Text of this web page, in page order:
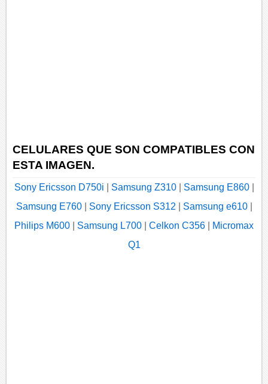
CELULARES QUE SON COMPATIBLES CON
ESTA IMAGEN.
Sony Ericsson D750i Samsung Z310| Samsung E860|
Samsung E760| Sony Ericsson S312 Samsung e610|
Philips M600
Samsung L700 Celkon C356
Micromax
Q1